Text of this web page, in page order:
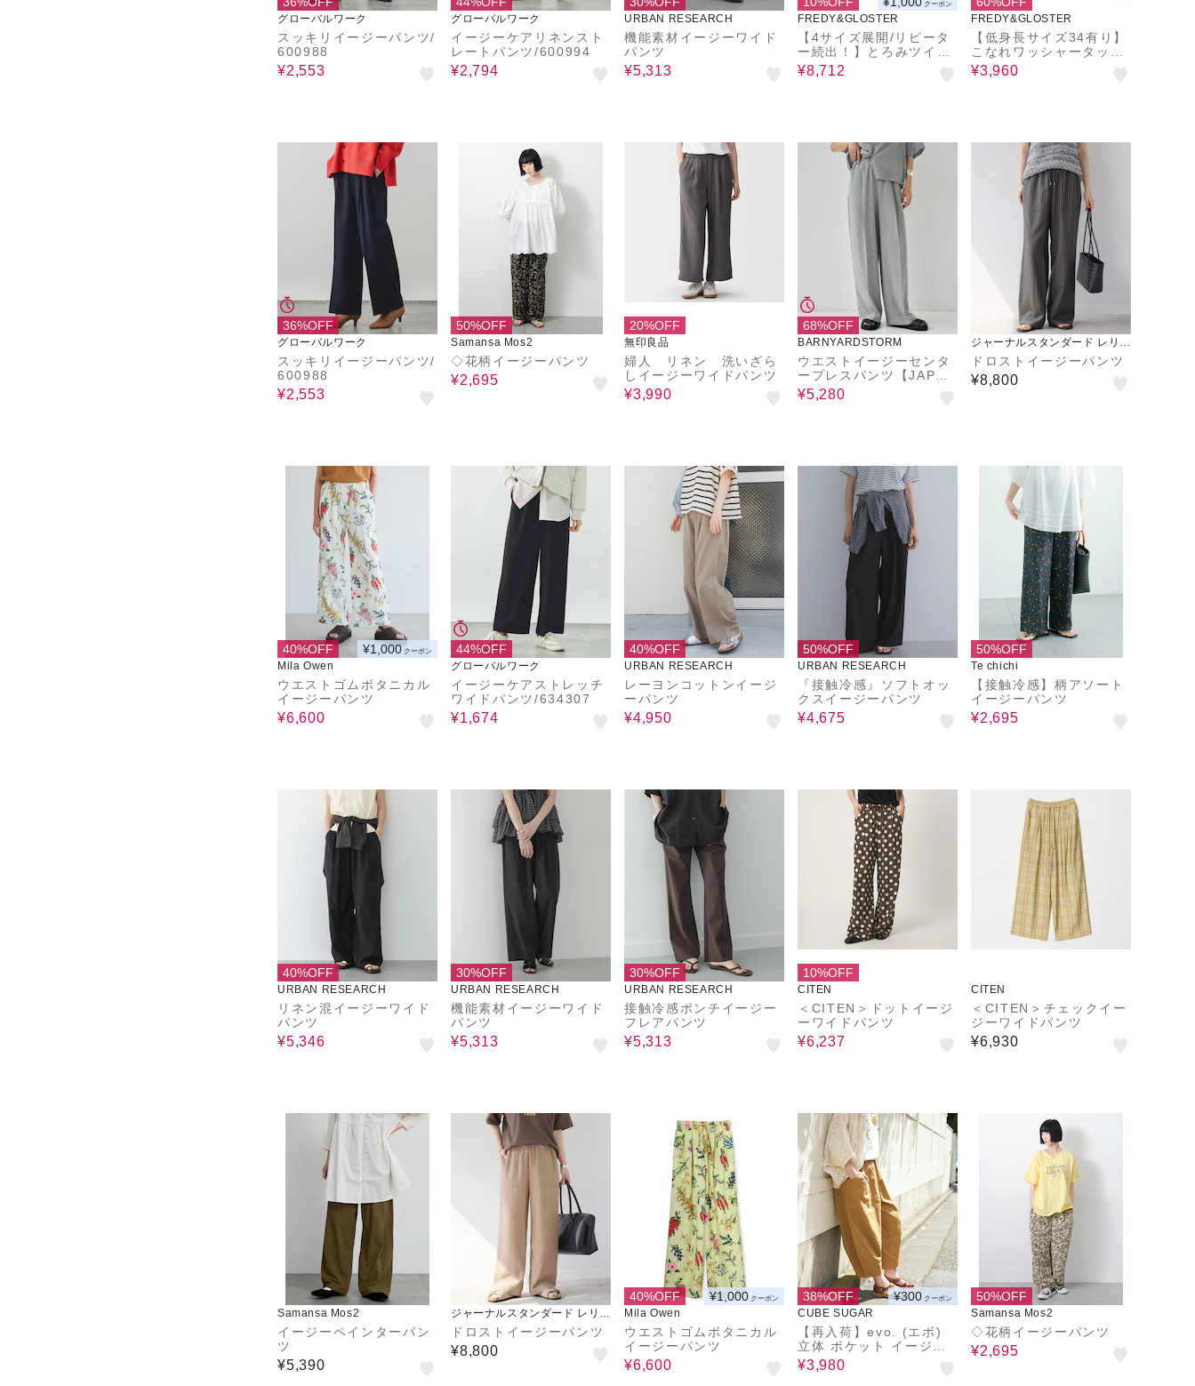
グローバルワーク
スッキリイージーパンツ/
600988
¥2,553
グローバルワーク
イージーケアリネンスト
レートパンツ/600994
¥2,794
URBAN RESEARCH
機能素材イージーワイド
パンツ
¥5,313
クーポン
FREDY&GLOSTER
【4サイズ展開/リピータ
ー続出！】とろみツイル
ストレートイージーパン
ツ
¥8,712
FREDY&GLOSTER
【低身長サイズ34有り】
こなれワッシャータック
イージーパンツ
¥3,960
36%OFF
グローバルワーク
スッキリイージーパンツ/
600988
¥2,553
50%OFF
Samansa Mos2
◇花柄イージーパンツ
¥2,695
20%OFF
無印良品
婦人 リネン 洗いざら
しイージーワイドパンツ
¥3,990
68%OFF
BARNYARDSTORM
ウエストイージーセンタ
ープレスパンツ【JAPAN
FABRIC】
¥5,280
ジャーナルスタンダード レリュ
ーム
ドロストイージーパンツ
¥8,800
40%OFF ¥1,000 クーポン
Mila Owen
ウエストゴムボタニカル
イージーパンツ
¥6,600
44%OFF
グローバルワーク
イージーケアストレッチ
ワイドパンツ/634307
¥1,674
40%OFF
URBAN RESEARCH
レーヨンコットンイージ
ーパンツ
¥4,950
50%OFF
URBAN RESEARCH
『接触冷感』ソフトオッ
クスイージーパンツ
¥4,675
50%OFF
Te chichi
【接触冷感】柄アソート
イージーパンツ
¥2,695
40%OFF
URBAN RESEARCH
リネン混イージーワイド
パンツ
¥5,346
30%OFF
URBAN RESEARCH
機能素材イージーワイド
パンツ
¥5,313
30%OFF
URBAN RESEARCH
接触冷感ポンチイージー
フレアパンツ
¥5,313
10%OFF
CITEN
＜CITEN＞ドットイージ
ーワイドパンツ
¥6,237
CITEN
＜CITEN＞チェックイー
ジーワイドパンツ
¥6,930
Samansa Mos2
イージーペインターパン
ツ
¥5,390
ジャーナルスタンダード レリュ
ーム
ドロストイージーパンツ
¥8,800
40%OFF ¥1,000 クーポン
Mila Owen
ウエストゴムボタニカル
イージーパンツ
¥6,600
38%OFF ¥300 クーポン
CUBE SUGAR
【再入荷】evo. (エボ)
立体 ポケット イージー
コクーンパンツ
¥3,980
50%OFF
Samansa Mos2
◇花柄イージーパンツ
¥2,695